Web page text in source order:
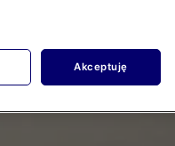
Akceptuję